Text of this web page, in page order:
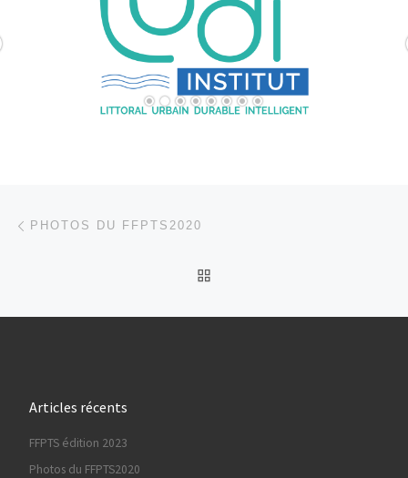
Parcourir les articles
PHOTOS DU FFPTS2020
Articles récents
FFPTS édition 2023
Photos du FFPTS2020